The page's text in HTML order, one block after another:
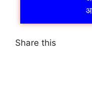
Share this